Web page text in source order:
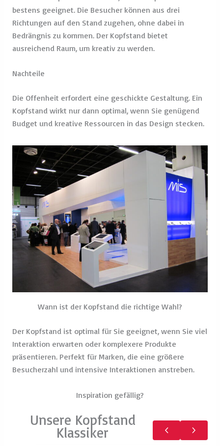
bestens geeignet. Die Besucher können aus drei
Richtungen auf den Stand zugehen, ohne dabei in
Bedrängnis zu kommen. Der Kopfstand bietet
ausreichend Raum, um kreativ zu werden.
Nachteile
Die Offenheit erfordert eine geschickte Gestaltung. Ein
Kopfstand wirkt nur dann optimal, wenn Sie genügend
Budget und kreative Ressourcen in das Design stecken.
Wann ist der Kopfstand die richtige Wahl?
Der Kopfstand ist optimal für Sie geeignet, wenn Sie viel
Interaktion erwarten oder komplexere Produkte
präsentieren. Perfekt für Marken, die eine größere
Besucherzahl und intensive Interaktionen anstreben.
Inspiration gefällig?
Unsere Kopfstand
Klassiker